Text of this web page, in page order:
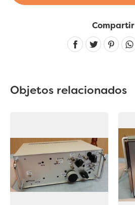
Compartir
Objetos relacionados